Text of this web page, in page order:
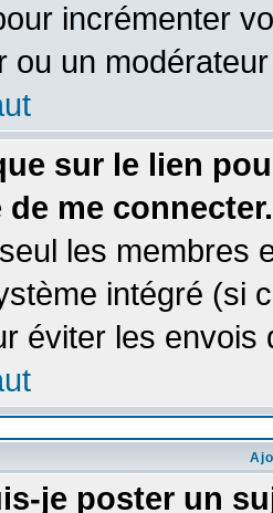
incrémenter
ou un
sur le lien
de me connecter.
les membres
intégré (si
éviter les
je poster un